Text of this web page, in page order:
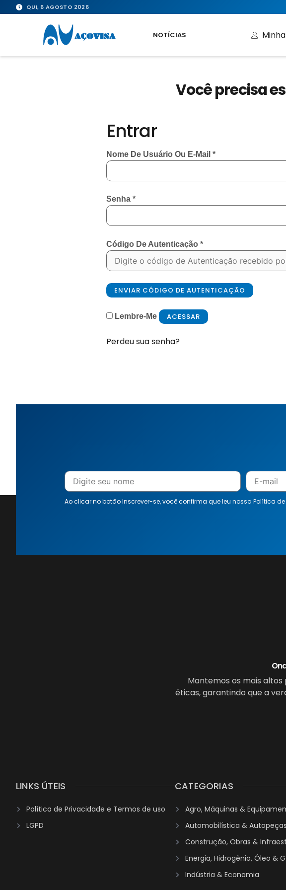
QUI, 6 AGOSTO 2026
NOTÍCIAS
Você precisa
Entrar
Nome De Usuário Ou E-Mail*
Senha*
Código De Autenticação*
ENVIAR CÓDIGO DE AUTENTICAÇÃO
Lembre-Me ACESSAR
Perdeu sua senha?
Ao clicar no botão Inscrever-se, você confirma que leu nossa Política
Mantemos os mais
éticas, garantindo que a
LINKS ÚTEIS
Política de Privacidade e Termos de uso
LGPD
CATEGORIAS
Agro, Máquinas &
Automobilística & Autopeças
Construção, Obras &
Energia, Hidrogênio, Óleo &
Indústria & Economia